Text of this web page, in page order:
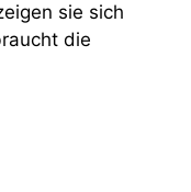
sie sich
die